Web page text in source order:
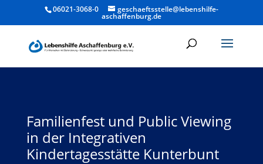
06021-3068-0 geschaeftsstelle@lebenshilfe-
aschaffenburg.de
Familienfest und Public Viewing
in der Integrativen
Kindertagesstätte Kunterbunt